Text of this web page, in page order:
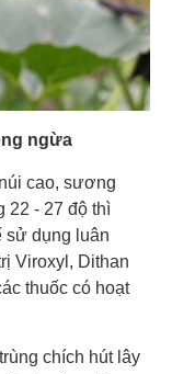
ngừa
cao, sương
22 - 27 độ thì
sử dụng luân
Viroxyl, Dithan
thuốc có hoạt
chích hút lây